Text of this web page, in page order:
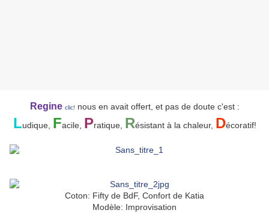
Regine clic! nous en avait offert, et pas de doute c'est :
Ludique, Facile, Pratique, Résistant à la chaleur, Décoratif!
Coton: Fifty de BdF, Confort de Katia
Modèle: Improvisation